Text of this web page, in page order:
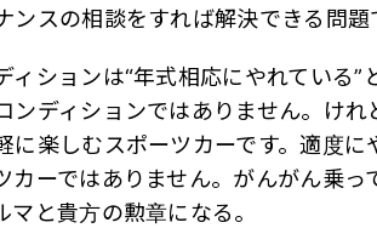
ンスの相談をすれば解決できる問題
ィションは“年式相応にやれている
ンディションではありません。け
に楽しむスポーツカーです。適度
カーではありません。がんがん乗
マと貴方の勲章になる。